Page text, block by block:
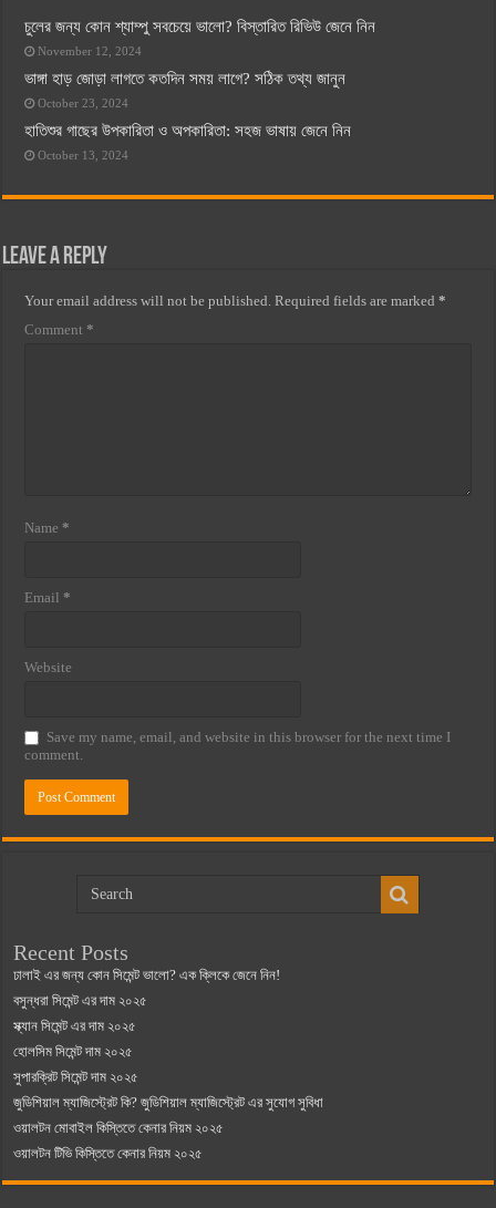
চুলের জন্য কোন শ্যাম্পু সবচেয়ে ভালো? বিস্তারিত রিভিউ জেনে নিন
November 12, 2024
ভাঙ্গা হাড় জোড়া লাগতে কতদিন সময় লাগে? সঠিক তথ্য জানুন
October 23, 2024
হাতিশুর গাছের উপকারিতা ও অপকারিতা: সহজ ভাষায় জেনে নিন
October 13, 2024
Leave a Reply
Your email address will not be published. Required fields are marked*
Comment *
Name *
Email *
Website
Save my name, email, and website in this browser for the next time I
comment.
Recent Posts
ঢালাই এর জন্য কোন সিমেন্ট ভালো? এক ক্লিকে জেনে নিন!
বসুন্ধরা সিমেন্ট এর দাম ২০২৫
স্ক্যান সিমেন্ট এর দাম ২০২৫
হোলসিম সিমেন্ট দাম ২০২৫
সুপারক্রিট সিমেন্ট দাম ২০২৫
জুডিশিয়াল ম্যাজিস্ট্রেট কি? জুডিশিয়াল ম্যাজিস্ট্রেট এর সুযোগ সুবিধা
ওয়ালটন মোবাইল কিস্তিতে কেনার নিয়ম ২০২৫
ওয়ালটন টিভি কিস্তিতে কেনার নিয়ম ২০২৫